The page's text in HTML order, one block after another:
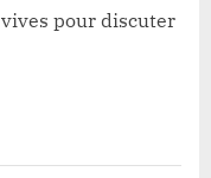
pour discuter